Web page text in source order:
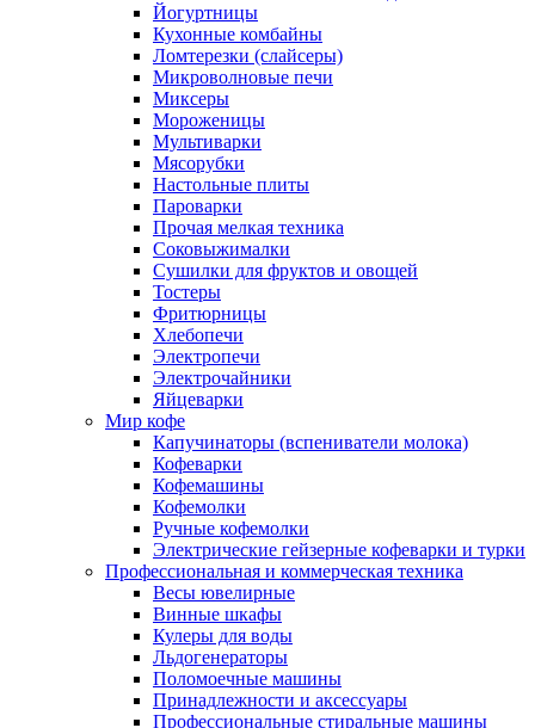
Йогуртницы
Кухонные комбайны
Ломтерезки (слайсеры)
Микроволновые печи
Миксеры
Мороженицы
Мультиварки
Мясорубки
Настольные плиты
Пароварки
Прочая мелкая техника
Соковыжималки
Сушилки для фруктов и овощей
Тостеры
Фритюрницы
Хлебопечи
Электропечи
Электрочайники
Яйцеварки
Мир кофе
Капучинаторы (вспениватели молока)
Кофеварки
Кофемашины
Кофемолки
Ручные кофемолки
Электрические гейзерные кофеварки и турки
Профессиональная и коммерческая техника
Весы ювелирные
Винные шкафы
Кулеры для воды
Льдогенераторы
Поломоечные машины
Принадлежности и аксессуары
Профессиональные стиральные машины